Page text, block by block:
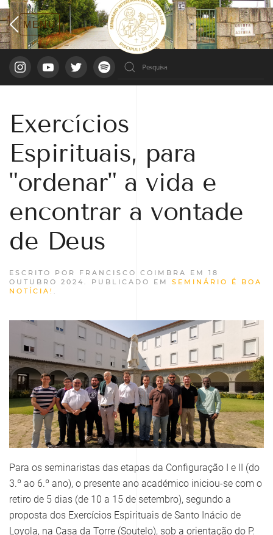
Exercícios
Espirituais, para
"ordenar" a vida e
encontrar a vontade
de Deus
ESCRITO POR FRANCISCO COIMBRA EM 18
OUTUBRO 2024 . PUBLICADO EM SEMINÁRIO É BOA
NOTÍCIA! .
Para os seminaristas das etapas da Configuração I e II (do
3.º ao 6.º ano), o presente ano académico iniciou-se com o
retiro de 5 dias (de 10 a 15 de setembro), segundo a
proposta dos Exercícios Espirituais de Santo Inácio de
Loyola, na Casa da Torre (Soutelo), sob a orientação do P.